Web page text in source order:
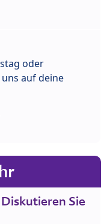
oder
auf deine
Sie